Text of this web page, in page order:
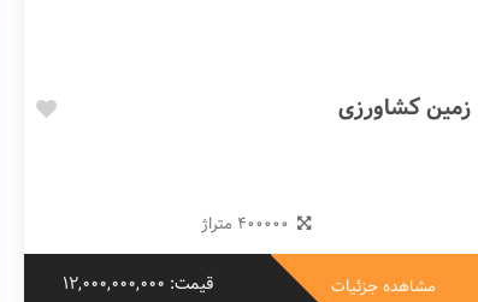
زمین کشاورزی
۴۰۰۰۰۰ متراژ
مشاهده جزئیات قیمت: 12,000,000,000